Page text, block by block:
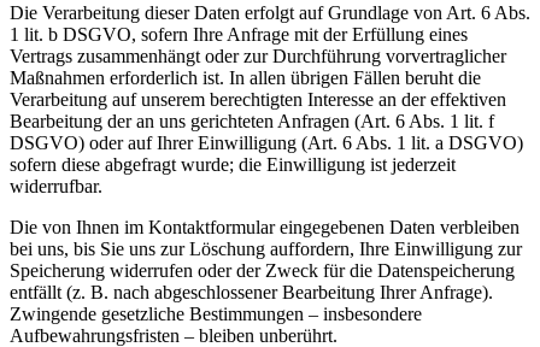
Die Verarbeitung dieser Daten erfolgt auf Grundlage von Art. 6 Abs.
1 lit. b DSGVO, sofern Ihre Anfrage mit der Erfüllung eines
Vertrags zusammenhängt oder zur Durchführung vorvertraglicher
Maßnahmen erforderlich ist. In allen übrigen Fällen beruht die
Verarbeitung auf unserem berechtigten Interesse an der effektiven
Bearbeitung der an uns gerichteten Anfragen (Art. 6 Abs. 1 lit. f
DSGVO) oder auf Ihrer Einwilligung (Art. 6 Abs. 1 lit. a DSGVO)
sofern diese abgefragt wurde; die Einwilligung ist jederzeit
widerrufbar.
Die von Ihnen im Kontaktformular eingegebenen Daten verbleiben
bei uns, bis Sie uns zur Löschung auffordern, Ihre Einwilligung zur
Speicherung widerrufen oder der Zweck für die Datenspeicherung
entfällt (z. B. nach abgeschlossener Bearbeitung Ihrer Anfrage).
Zwingende gesetzliche Bestimmungen – insbesondere
Aufbewahrungsfristen – bleiben unberührt.